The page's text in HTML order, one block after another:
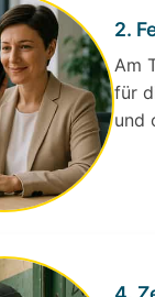
2.
Am
für
und